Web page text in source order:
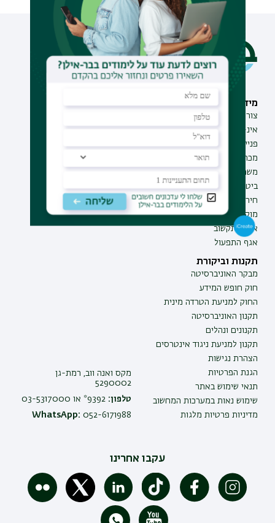
מידע וסיוע
צור קשר
אינ-בר מידע אישי לסטודנט
פנייה למנהל האתר
מכרזים
משרות בבר-אילן
ביטחון ובטיחות
חירום ועזרה ראשונה
מוקד בקרה לדיווחים
אגף התקשוב
אגף התפעול
תואר שני
תקנות וביקורת
מבקר האוניברסיטה
חוק חופש המידע
החוק למניעת הטרדה מינית
תקנון האוניברסיטה
תקנונים ונהלים
תקנון למניעת ניגוד אינטרסים
הצהרת נגישות
הגנת הפרטיות
תנאי שימוש באתר
שימוש נאות במערכות המחשוב
מדיניות פרטיות מלגות
מקס ואנה ווב, רמת-גן
5290002
טלפון: 9392* או 03-5317000
WhatsApp: 052-6171988
עקבו אחרינו